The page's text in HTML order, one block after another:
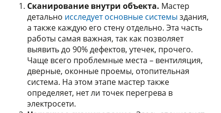
Сканирование внутри объекта. Мастер
детально исследует основные системы здания,
а также каждую его стену отдельно. Эта часть
работы самая важная, так как позволяет
выявить до 90% дефектов, утечек, прочего.
Чаще всего проблемные места – вентиляция,
дверные, оконные проемы, отопительная
система. На этом этапе мастер также
определяет, нет ли точек перегрева в
электросети.